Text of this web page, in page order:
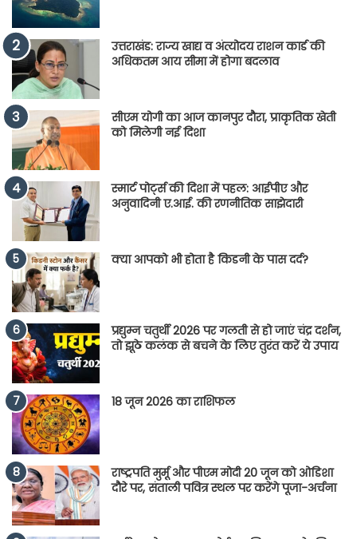
उत्तराखंड: राज्य खाद्य व अंत्योदय राशन कार्ड की
अधिकतम आय सीमा में होगा बदलाव
सीएम योगी का आज कानपुर दौरा, प्राकृतिक खेती
को मिलेगी नई दिशा
स्मार्ट पोर्ट्स की दिशा में पहल: आईपीए और
अनुवादिनी ए.आई. की रणनीतिक साझेदारी
क्या आपको भी होता है किडनी के पास दर्द?
प्रद्युम्न चतुर्थी 2026 पर गलती से हो जाएं चंद्र दर्शन,
तो झूठे कलंक से बचने के लिए तुरंत करें ये उपाय
18 जून 2026 का राशिफल
राष्ट्रपति मुर्मू और पीएम मोदी 20 जून को ओडिशा
दौरे पर, संताली पवित्र स्थल पर करेंगे पूजा-अर्चना